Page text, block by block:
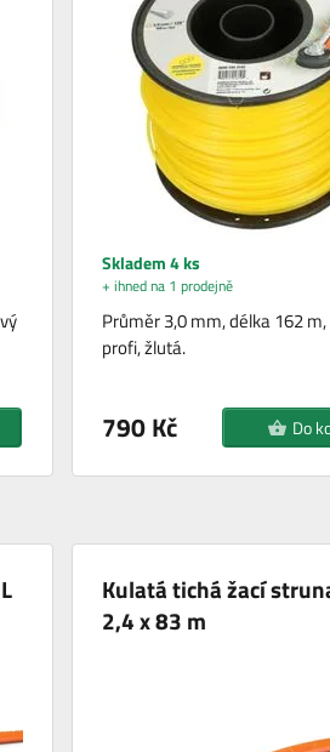
Skladem 4 ks
+ ihned na 1 prodejně
Průměr 3,0 mm, délka 162
profi, žlutá.
790 Kč Do
Kulatá tichá žací
2,4 x 83 m